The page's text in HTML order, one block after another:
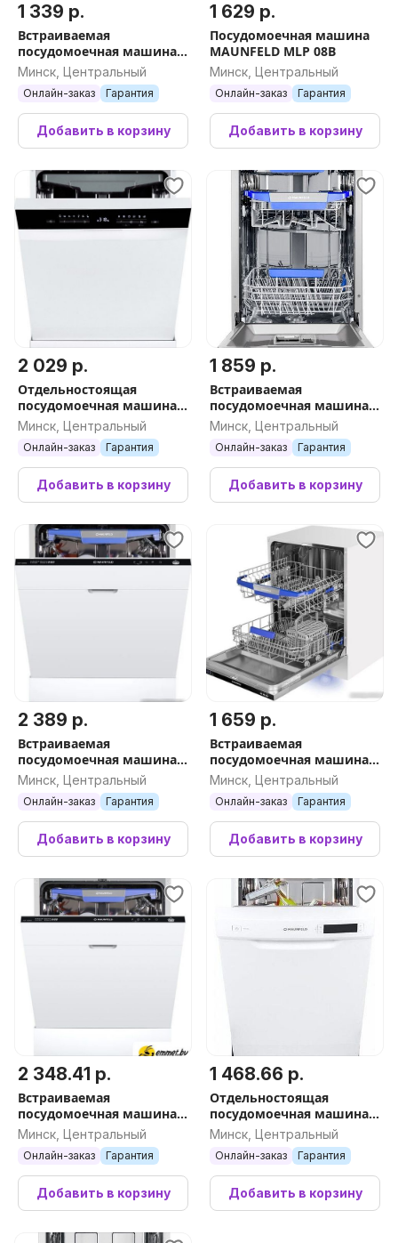
1 339 р.
Встраиваемая
посудомоечная машина
MAUNFELD MLP-08S Light
Минск, Центральный
Онлайн-заказ Гарантия
Добавить в корзину
1 629 р.
Посудомоечная машина
MAUNFELD MLP 08B
Минск, Центральный
Онлайн-заказ Гарантия
Добавить в корзину
2 029 р.
Отдельностоящая
посудомоечная машина
MAUNFELD MWF60331W
Inverter
Минск, Центральный
Онлайн-заказ Гарантия
Добавить в корзину
1 859 р.
Встраиваемая
посудомоечная машина
MAUNFELD MLP45230
Light Beam Inverter Wi-Fi
Минск, Центральный
Онлайн-заказ Гарантия
Добавить в корзину
2 389 р.
Встраиваемая
посудомоечная машина
MAUNFELD MLP-12IMROI
Минск, Центральный
Онлайн-заказ Гарантия
Добавить в корзину
1 659 р.
Встраиваемая
посудомоечная машина
MAUNFELD MLP-12I Light
Минск, Центральный
Онлайн-заказ Гарантия
Добавить в корзину
2 348.41 р.
Встраиваемая
посудомоечная машина
MAUNFELD MLP-12IMRO
Минск, Центральный
Онлайн-заказ Гарантия
Добавить в корзину
1 468.66 р.
Отдельностоящая
посудомоечная машина
MAUNFELD MWF08B
Минск, Центральный
Онлайн-заказ Гарантия
Добавить в корзину